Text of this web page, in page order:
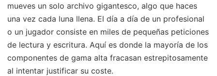
mueves un solo archivo gigantesco, algo que haces
una vez cada luna llena. El día a día de un profesional
o un jugador consiste en miles de pequeñas peticiones
de lectura y escritura. Aquí es donde la mayoría de los
componentes de gama alta fracasan estrepitosamente
al intentar justificar su coste.